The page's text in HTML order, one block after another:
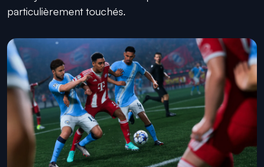
particulièrement touchés.